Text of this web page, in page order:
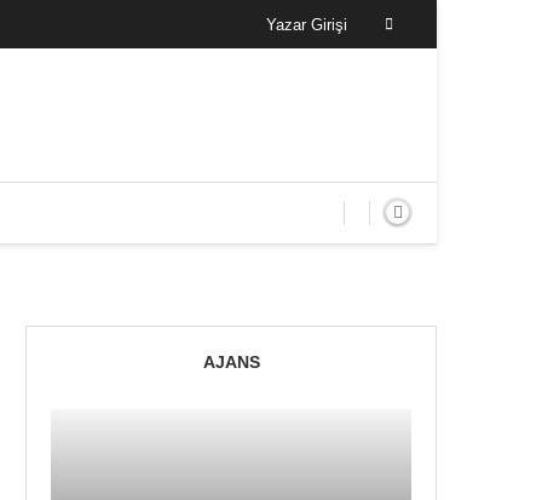
Yazar Girişi
AJANS